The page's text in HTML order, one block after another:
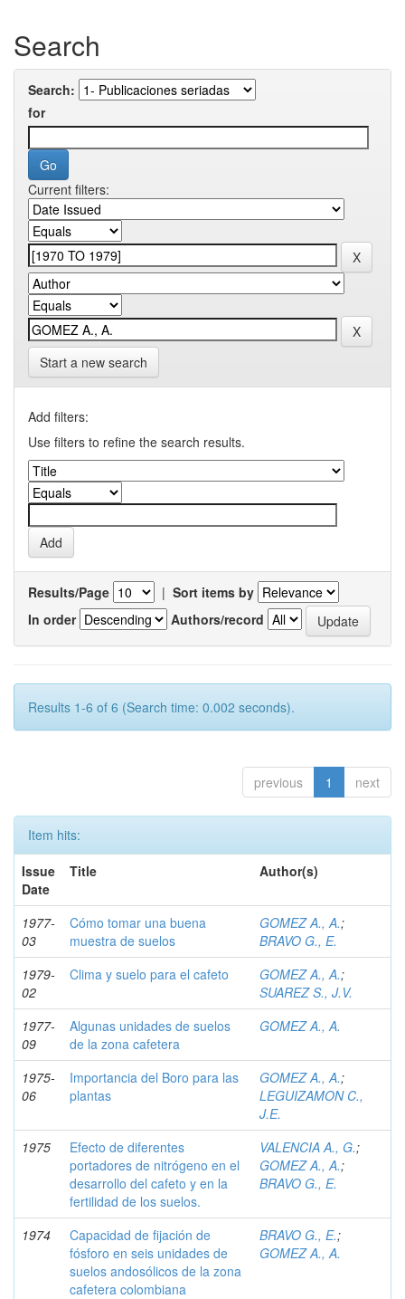
Search
Search:
for
Current filters:
Start a new search
Add filters:
Use filters to refine the search results.
Results/Page | Sort items by
In order
Authors/record
Results 1-6 of 6 (Search time: 0.002 seconds).
previous 1 next
Item hits:
Issue
Date
Title Author(s)
1977-
03
Cómo tomar una buena
muestra de suelos
GOMEZ A., A.;
BRAVO G., E.
1979-
02
Clima y suelo para el cafeto GOMEZ A., A.;
SUAREZ S., J.V.
1977-
09
Algunas unidades de suelos
de la zona cafetera
GOMEZ A., A.
1975-
06
Importancia del Boro para las
plantas
GOMEZ A., A.;
LEGUIZAMON C.,
J.E.
1975
Efecto de diferentes
portadores de nitrógeno en el
desarrollo del cafeto y en la
fertilidad de los suelos.
VALENCIA A., G.;
GOMEZ A., A.;
BRAVO G., E.
1974
Capacidad de fijación de
fósforo en seis unidades de
suelos andosólicos de la zona
cafetera colombiana
BRAVO G., E.;
GOMEZ A., A.